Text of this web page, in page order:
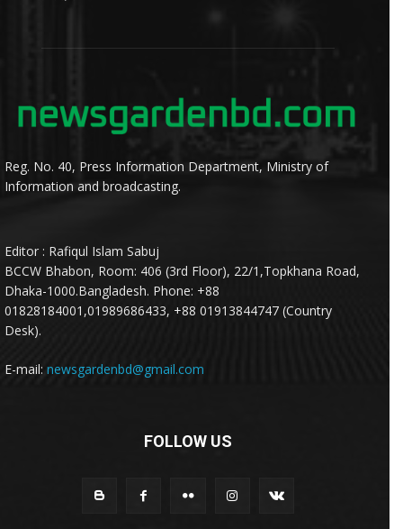
Reg. No. 40, Press Information Department, Ministry of
Information and broadcasting.
Editor : Rafiqul Islam Sabuj
BCCW Bhabon, Room: 406 (3rd Floor), 22/1,Topkhana Road,
Dhaka-1000.Bangladesh. Phone: +88
01828184001,01989686433, +88 01913844747 (Country
Desk).
E-mail: newsgardenbd@gmail.com
FOLLOW US